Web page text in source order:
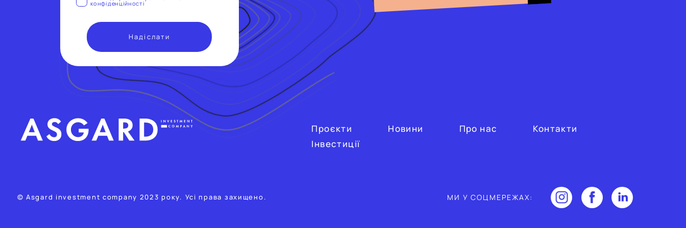
конфiденцiйностi
Проєкти Новини Про нас
Контакти
Інвестиції
© Asgard investment company 2023 року. Усі права захищено. МИ У СОЦМЕРЕЖАХ: